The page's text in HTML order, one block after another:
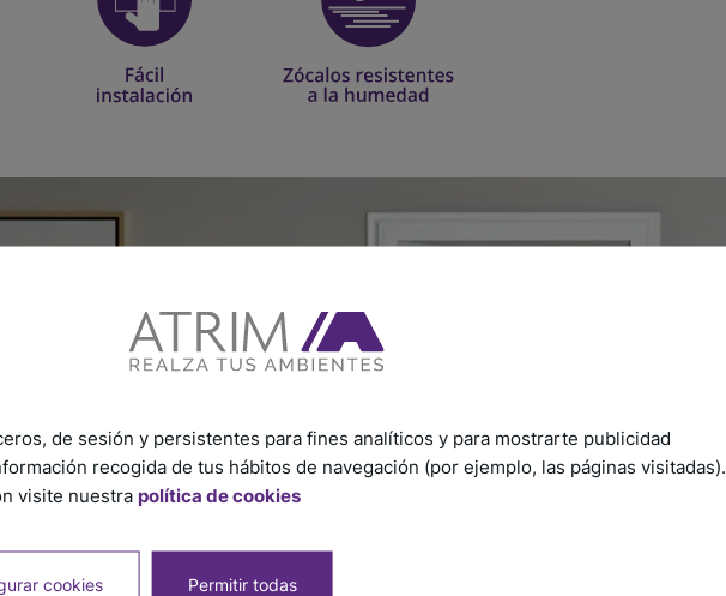
de sesión y persistentes para fines analíticos y para mostrarte publicidad
recogida de tus hábitos de navegación (por ejemplo, las páginas visitadas).
visite nuestra política de cookies
cookies Permitir todas